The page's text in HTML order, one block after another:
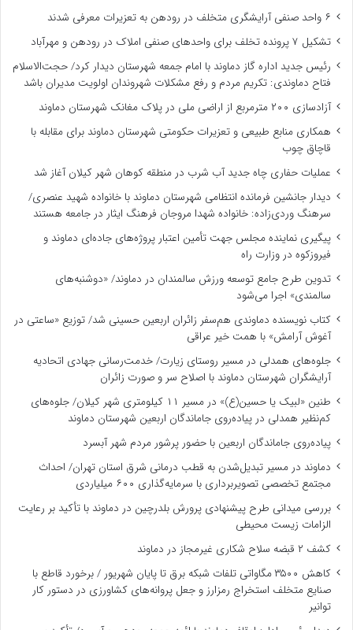
۶ واحد صنفی آرایشگری متخلف در رودهن به تعزیرات معرفی شدند
تشکیل ۷ پرونده تخلف برای واحدهای صنفی املاک در رودهن و مهرآباد
رئیس جدید اداره گاز دماوند با امام جمعه شهرستان دیدار کرد/ حجت‌الاسلام
فتاح دماوندی: تکریم مردم و رفع مشکلات شهروندان اولویت مدیران باشد
آزادسازی ۲۰۰ مترمربع از اراضی ملی در پلاک مغانک شهرستان دماوند
همکاری منابع طبیعی و تعزیرات حکومتی شهرستان دماوند برای مقابله با
قاچاق چوب
عملیات حفاری چاه جدید آب شرب در منطقه کوهان شهر کیلان آغاز شد
دیدار جانشین فرمانده انتظامی شهرستان دماوند با خانواده شهید عنصری/
سرهنگ وردی‌زاده: خانواده شهدا مروجان فرهنگ ایثار در جامعه هستند
پیگیری نماینده مجلس جهت تأمین اعتبار پروژه‌های جاده‌ای دماوند و
فیروزکوه در وزارت راه
تدوین طرح جامع توسعه ورزش سالمندان در دماوند/ «دوشنبه‌های
سالمندی» اجرا می‌شود
کتاب نویسنده دماوندی هم‌سفر زائران اربعین حسینی شد/ توزیع «ساعتی در
آغوش آرامش» با همت خیر عراقی
جلوه‌های همدلی در مسیر روستای زیارت/ خدمت‌رسانی جهادی اتحادیه
آرایشگران شهرستان دماوند با اصلاح سر و صورت زائران
طنین «لبیک یا حسین(ع)» در مسیر ۱۱ کیلومتری شهر کیلان/ جلوه‌های
کم‌نظیر همدلی در پیاده‌روی جاماندگان اربعین شهرستان دماوند
پیاده‌روی جاماندگان اربعین با حضور پرشور مردم شهر آبسرد
دماوند در مسیر تبدیل‌شدن به قطب درمانی شرق استان تهران/ احداث
مجتمع تخصصی تصویربرداری با سرمایه‌گذاری ۶۰۰ میلیاردی
بررسی میدانی طرح پیشنهادی پرورش بلدرچین در دماوند با تأکید بر رعایت
الزامات زیست ‌محیطی
کشف ۲ قبضه سلاح شکاری غیرمجاز در دماوند
کاهش ۳۵۰۰ مگاواتی تلفات شبکه برق تا پایان شهریور / برخورد قاطع با
صنایع متخلف استخراج رمزارز و جعل پروانه‌های کشاورزی در دستور کار
توانیر